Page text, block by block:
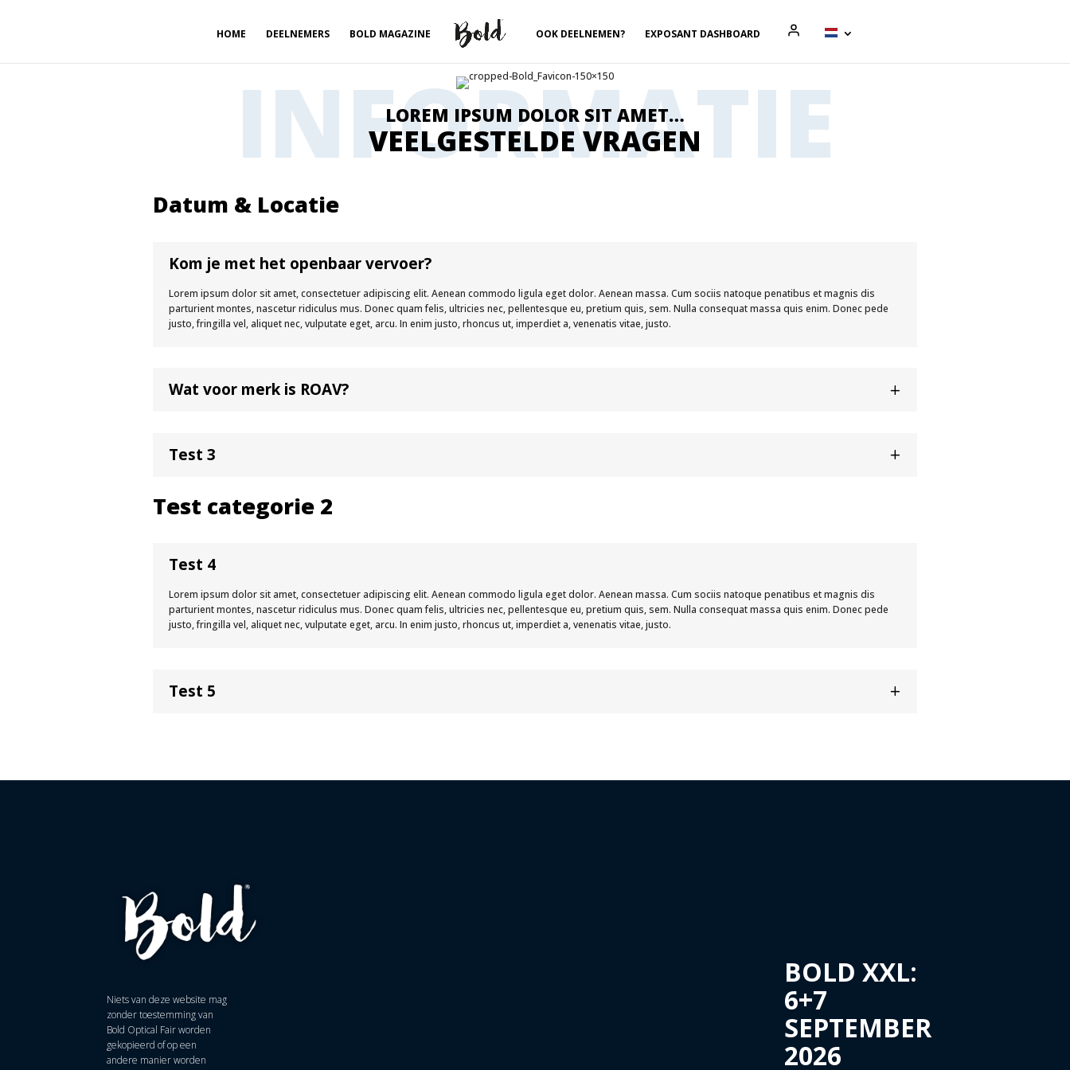
HOME DEELNEMERS BOLD MAGAZINE OOK DEELNEMEN? EXPOSANT DASHBOARD
INFORMATIE
LOREM IPSUM DOLOR SIT AMET…
VEELGESTELDE VRAGEN
Datum & Locatie
Kom je met het openbaar vervoer?
Lorem ipsum dolor sit amet, consectetuer adipiscing elit. Aenean commodo ligula eget dolor. Aenean massa. Cum sociis natoque penatibus et magnis dis
parturient montes, nascetur ridiculus mus. Donec quam felis, ultricies nec, pellentesque eu, pretium quis, sem. Nulla consequat massa quis enim. Donec pede
justo, fringilla vel, aliquet nec, vulputate eget, arcu. In enim justo, rhoncus ut, imperdiet a, venenatis vitae, justo.
Wat voor merk is ROAV?
Test 3
Test categorie 2
Test 4
Lorem ipsum dolor sit amet, consectetuer adipiscing elit. Aenean commodo ligula eget dolor. Aenean massa. Cum sociis natoque penatibus et magnis dis
parturient montes, nascetur ridiculus mus. Donec quam felis, ultricies nec, pellentesque eu, pretium quis, sem. Nulla consequat massa quis enim. Donec pede
justo, fringilla vel, aliquet nec, vulputate eget, arcu. In enim justo, rhoncus ut, imperdiet a, venenatis vitae, justo.
Test 5
Niets van deze website mag
zonder toestemming van
Bold Optical Fair worden
gekopieerd of op een
andere manier worden
BOLD XXL:
6+7
SEPTEMBER
2026